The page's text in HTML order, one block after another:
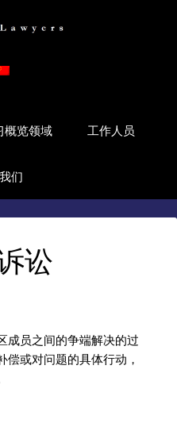
概览领域 工作人员
们
讼
成员之间的争端解决的过
或对问题的具体行动，